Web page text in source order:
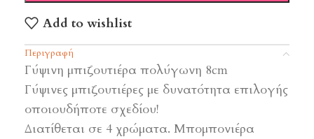
Add to wishlist
Περιγραφή
Γύψινη μπιζουτιέρα πολύγωνη 8cm
Γύψινες μπιζουτιέρες με δυνατότητα επιλογής
οποιουδήποτε σχεδίου!
Διατίθεται σε 4 χρώματα. Μπομπονιέρα